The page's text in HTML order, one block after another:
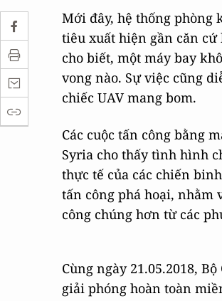
Mới đây, hệ thống phòng
tiêu xuất hiện gần căn
cho biết, một máy bay
vong nào. Sự việc cũng
chiếc UAV mang bom.
Các cuộc tấn công bằng
Syria cho thấy tình hình
thực tế của các chiến
tấn công phá hoại, nhằm
công chúng hơn từ các
Cùng ngày 21.05.2018,
giải phóng hoàn toàn